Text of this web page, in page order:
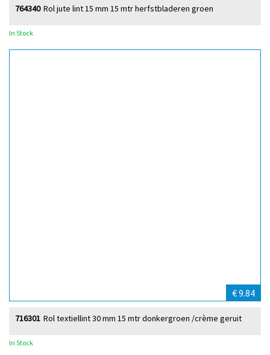
Rol jute lint 15 mm 15 mtr herfstbladeren groen
764340
In Stock
€ 9.84
Rol textiellint 30 mm 15 mtr donkergroen /crème geruit
716301
In Stock